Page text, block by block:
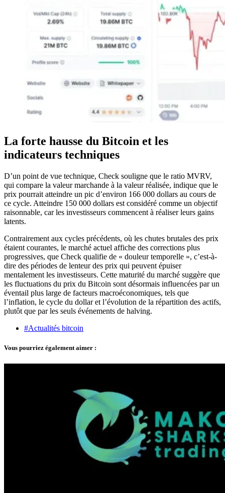
La forte hausse du Bitcoin et les
indicateurs techniques
D’un point de vue technique, Check souligne que le ratio MVRV,
qui compare la valeur marchande à la valeur réalisée, indique que le
prix pourrait atteindre un pic d’environ 166 000 dollars au cours de
ce cycle. Atteindre 150 000 dollars est considéré comme un objectif
raisonnable, car les investisseurs commencent à réaliser leurs gains
latents.
Contrairement aux cycles précédents, où les chutes brutales des prix
étaient courantes, le marché actuel affiche des corrections plus
progressives, que Check qualifie de « douleur temporelle », c’est-à-
dire des périodes de lenteur des prix qui peuvent épuiser
mentalement les investisseurs. Cette maturité du marché suggère que
les fluctuations du prix du Bitcoin sont désormais influencées par un
éventail plus large de facteurs macroéconomiques, tels que
l’inflation, le cycle du dollar et l’évolution de la répartition des actifs,
plutôt que par les seuls événements de halving.
#Actualités bitcoin
Vous pourriez également aimer :